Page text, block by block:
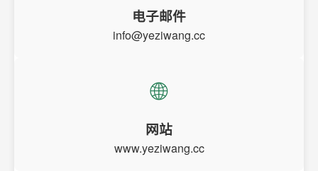
电子邮件
info@yeziwang.cc
🌐
网站
www.yeziwang.cc